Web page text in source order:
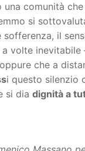
una comunità
si
sofferenza, il
a volte
che a
i questo silenzio
si dia dignità a